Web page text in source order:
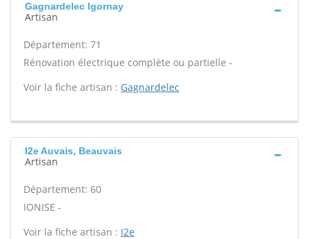
Gagnardelec Igornay
Artisan
Département: 71
Rénovation électrique complète ou partielle -
Voir la fiche artisan : Gagnardelec
I2e Auvais, Beauvais
Artisan
Département: 60
IONISE -
Voir la fiche artisan : I2e